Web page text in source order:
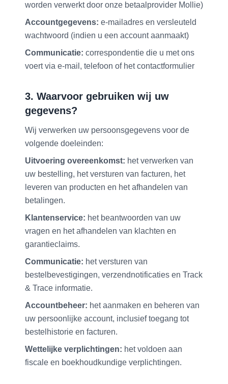
worden verwerkt door onze betaalprovider Mollie)
Accountgegevens: e-mailadres en versleuteld
wachtwoord (indien u een account aanmaakt)
Communicatie: correspondentie die u met ons
voert via e-mail, telefoon of het contactformulier
3. Waarvoor gebruiken wij uw
gegevens?
Wij verwerken uw persoonsgegevens voor de
volgende doeleinden:
Uitvoering overeenkomst: het verwerken van
uw bestelling, het versturen van facturen, het
leveren van producten en het afhandelen van
betalingen.
Klantenservice: het beantwoorden van uw
vragen en het afhandelen van klachten en
garantieclaims.
Communicatie: het versturen van
bestelbevestigingen, verzendnotificaties en Track
& Trace informatie.
Accountbeheer: het aanmaken en beheren van
uw persoonlijke account, inclusief toegang tot
bestelhistorie en facturen.
Wettelijke verplichtingen: het voldoen aan
fiscale en boekhoudkundige verplichtingen.